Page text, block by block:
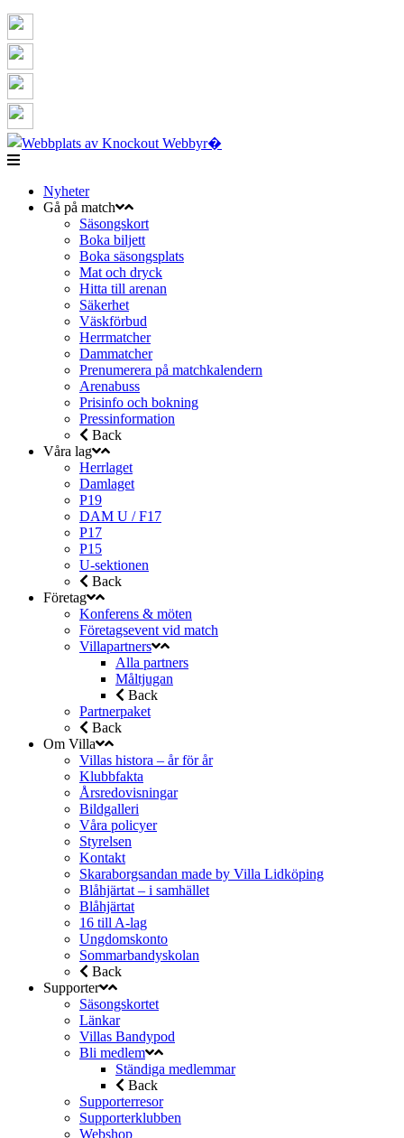
Nyheter
Gå på match
Säsongskort
Boka biljett
Boka säsongsplats
Mat och dryck
Hitta till arenan
Säkerhet
Väskförbud
Herrmatcher
Dammatcher
Prenumerera på matchkalendern
Arenabuss
Prisinfo och bokning
Pressinformation
Back
Våra lag
Herrlaget
Damlaget
P19
DAM U / F17
P17
P15
U-sektionen
Back
Företag
Konferens & möten
Företagsevent vid match
Villapartners
Alla partners
Måltjugan
Back
Partnerpaket
Back
Om Villa
Villas histora – år för år
Klubbfakta
Årsredovisningar
Bildgalleri
Våra policyer
Styrelsen
Kontakt
Skaraborgsandan made by Villa Lidköping
Blåhjärtat – i samhället
Blåhjärtat
16 till A-lag
Ungdomskonto
Sommarbandyskolan
Back
Supporter
Säsongskortet
Länkar
Villas Bandypod
Bli medlem
Ständiga medlemmar
Back
Supporterresor
Supporterklubben
Webshop